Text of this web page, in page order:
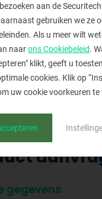
gegevens
aan de
gebruiken we ze
Als u meer wilt
naar ons Cookiebeleid.
klikt, geeft u
cookies. Klik op
uw cookie voorkeuren te